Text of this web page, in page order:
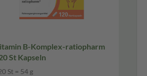
B-Komplex-ratiopharm
St Kapseln
St = 54 g